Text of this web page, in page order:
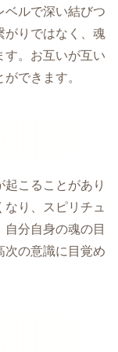
ベルで深い結びつ
がりではなく、魂
す。お互いが互い
できます。
こることがあり
り、スピリチュ
分自身の魂の目
次の意識に目覚め